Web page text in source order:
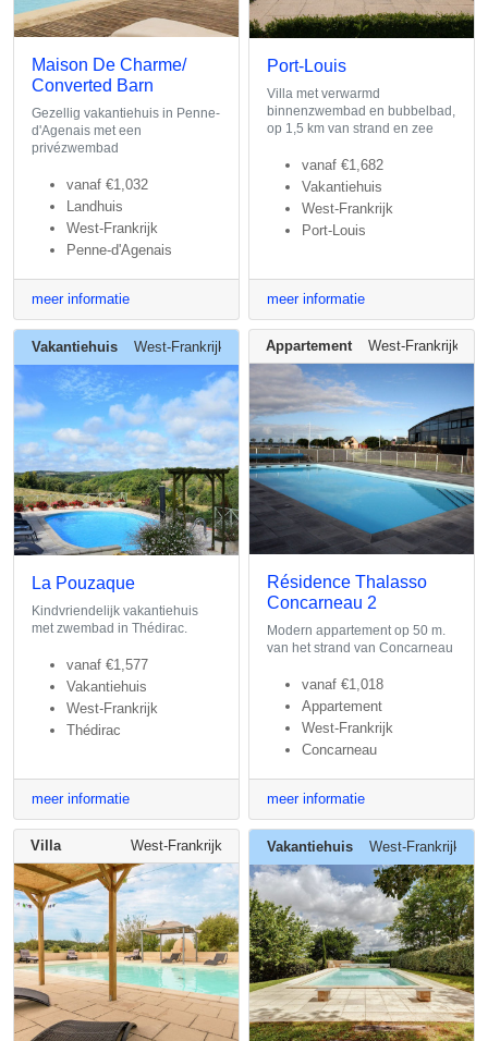
Maison De Charme/
Converted Barn
Gezellig vakantiehuis in Penne-
d'Agenais met een
privézwembad
vanaf €1,032
Landhuis
West-Frankrijk
Penne-d'Agenais
meer informatie
Port-Louis
Villa met verwarmd
binnenzwembad en bubbelbad,
op 1,5 km van strand en zee
vanaf €1,682
Vakantiehuis
West-Frankrijk
Port-Louis
meer informatie
Vakantiehuis West-Frankrijk
La Pouzaque
Kindvriendelijk vakantiehuis
met zwembad in Thédirac.
vanaf €1,577
Vakantiehuis
West-Frankrijk
Thédirac
meer informatie
Appartement West-Frankrijk
Résidence Thalasso
Concarneau 2
Modern appartement op 50 m.
van het strand van Concarneau
vanaf €1,018
Appartement
West-Frankrijk
Concarneau
meer informatie
Villa West-Frankrijk Vakantiehuis West-Frankrijk